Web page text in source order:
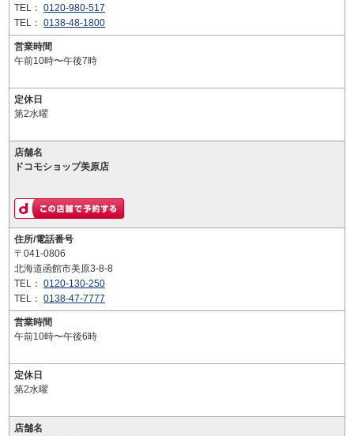
TEL： 0120-980-517
TEL： 0138-48-1800
営業時間
午前10時〜午後7時
定休日
第2水曜
店舗名
ドコモショップ美原店
住所/電話番号
〒041-0806
北海道函館市美原3-8-8
TEL： 0120-130-250
TEL： 0138-47-7777
営業時間
午前10時〜午後6時
定休日
第2水曜
店舗名